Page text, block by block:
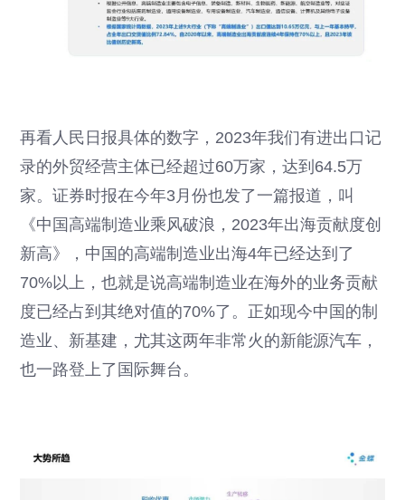
再看人民日报具体的数字，2023年我们有进出口记
录的外贸经营主体已经超过60万家，达到64.5万
家。证券时报在今年3月份也发了一篇报道，叫
《中国高端制造业乘风破浪，2023年出海贡献度创
新高》，中国的高端制造业出海4年已经达到了
70%以上，也就是说高端制造业在海外的业务贡献
度已经占到其绝对值的70%了。正如现今中国的制
造业、新基建，尤其这两年非常火的新能源汽车，
也一路登上了国际舞台。